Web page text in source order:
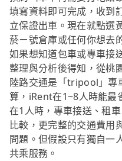
填寫資料即可完成，收到
立保證出車。現在就點選
菸ㄧ號倉庫或任何你想去
如果想知道包車或專車接
整理與分析後得知，從桃
陸路交通是「tripool」專
算，iRent在1~8人時能最
在1人時，專車接送、租
比較，更完整的交通費用
問題。但假設只有獨自
共乘服務。